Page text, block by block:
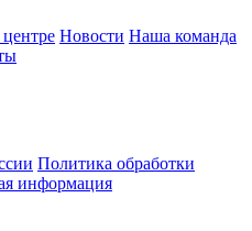
Новости Наша команда
Политика обработки
информация